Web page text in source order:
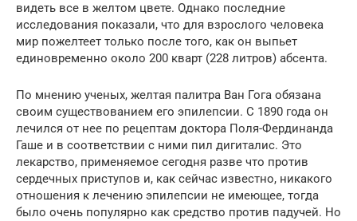
видеть все в желтом цвете. Однако последние
исследования показали, что для взрослого человека
мир пожелтеет только после того, как он выпьет
единовременно около 200 кварт (228 литров) абсента.
По мнению ученых, желтая палитра Ван Гога обязана
своим существованием его эпилепсии. С 1890 года он
лечился от нее по рецептам доктора Поля-Фердинанда
Гаше и в соответствии с ними пил дигиталис. Это
лекарство, применяемое сегодня разве что против
сердечных приступов и, как сейчас известно, никакого
отношения к лечению эпилепсии не имеющее, тогда
было очень популярно как средство против падучей. Но